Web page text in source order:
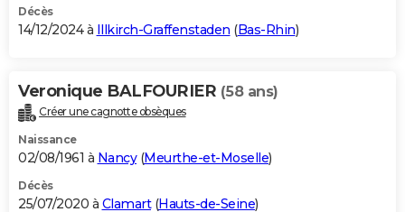
BONS PLANS
Carte de Noël
Carte Bonne année
Carte Saint-Valentin
Carte Pâques
Carte d'anniversaire
DICTIONNAIRE
Dictionnaire
Biographies
Citations
Expressions
Proverbes
PROGRAMME TV
S'inscrire
Se connecter
Lycées
Collèges
Primaires
Universités
Entreprises
Service militaire
Avis de recherche
Décès
14/12/2024 à Illkirch-Graffenstaden (Bas-Rhin)
Veronique BALFOURIER (58 ans)
Créer une cagnotte obsèques
Naissance
02/08/1961 à Nancy(Meurthe-et-Moselle)
Décès
25/07/2020 à Clamart(Hauts-de-Seine)